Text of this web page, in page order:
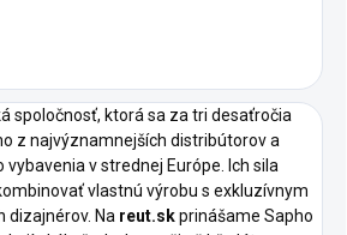
spoločnosť, ktorá sa za tri desaťročia
z najvýznamnejších distribútorov a
v strednej Európe. Ich sila
vlastnú výrobu s exkluzívnym
dizajnérov. Na reut.skprinášame Sapho